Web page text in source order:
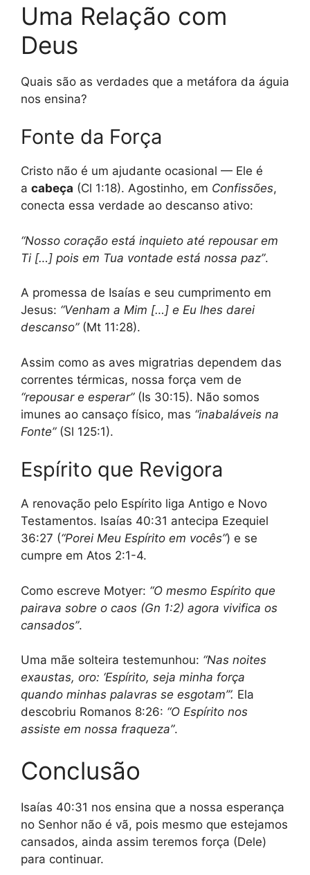
Uma Relação com
Deus
Quais são as verdades que a metáfora da águia
nos ensina?
Fonte da Força
Cristo não é um ajudante ocasional — Ele é
a cabeça (Cl 1:18). Agostinho, em Confissões,
conecta essa verdade ao descanso ativo:
“Nosso coração está inquieto até repousar em
Ti […] pois em Tua vontade está nossa paz”.
A promessa de Isaías e seu cumprimento em
Jesus: “Venham a Mim […] e Eu lhes darei
descanso”(Mt 11:28).
Assim como as aves migratrias dependem das
correntes térmicas, nossa força vem de
“repousar e esperar”(Is 30:15). Não somos
imunes ao cansaço físico, mas “inabaláveis na
Fonte”(Sl 125:1).
Espírito que Revigora
A renovação pelo Espírito liga Antigo e Novo
Testamentos. Isaías 40:31 antecipa Ezequiel
36:27 (“Porei Meu Espírito em vocês”) e se
cumpre em Atos 2:1-4.
Como escreve Motyer: “O mesmo Espírito que
pairava sobre o caos (Gn 1:2) agora vivifica os
cansados”.
Uma mãe solteira testemunhou: “Nas noites
exaustas, oro: ‘Espírito, seja minha força
quando minhas palavras se esgotam’”. Ela
descobriu Romanos 8:26: “O Espírito nos
assiste em nossa fraqueza”.
Conclusão
Isaías 40:31 nos ensina que a nossa esperança
no Senhor não é vã, pois mesmo que estejamos
cansados, ainda assim teremos força (Dele)
para continuar.